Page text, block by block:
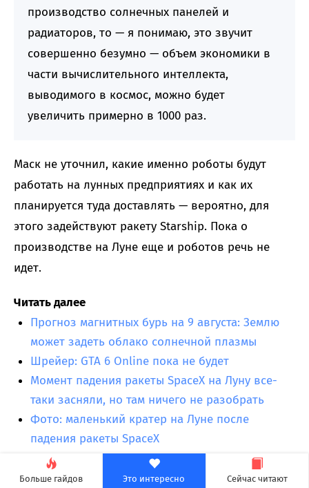
Больше гайдов Это интересно Сейчас читают
производство солнечных панелей и
радиаторов, то — я понимаю, это звучит
совершенно безумно — объем экономики в
части вычислительного интеллекта,
выводимого в космос, можно будет
увеличить примерно в 1000 раз.
Маск не уточнил, какие именно роботы будут
работать на лунных предприятиях и как их
планируется туда доставлять — вероятно, для
этого задействуют ракету Starship. Пока о
производстве на Луне еще и роботов речь не
идет.
Читать далее
Прогноз магнитных бурь на 9 августа: Землю
может задеть облако солнечной плазмы
Шрейер: GTA 6 Online пока не будет
Момент падения ракеты SpaceX на Луну все-
таки засняли, но там ничего не разобрать
Фото: маленький кратер на Луне после
падения ракеты SpaceX